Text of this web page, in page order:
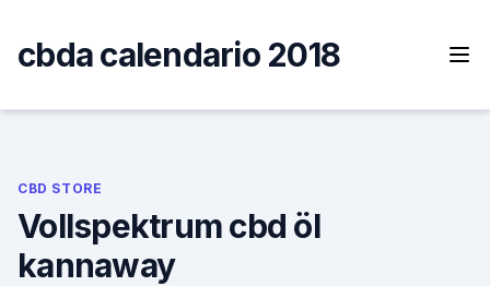
content
cbda calendario 2018
CBD STORE
Vollspektrum cbd öl
kannaway